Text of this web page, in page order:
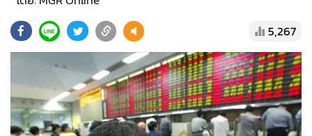
• ผู้จัดกวน
• Good health & Well-being
Green Innovation & SD
• Management & HR
• MGR Live
5,267